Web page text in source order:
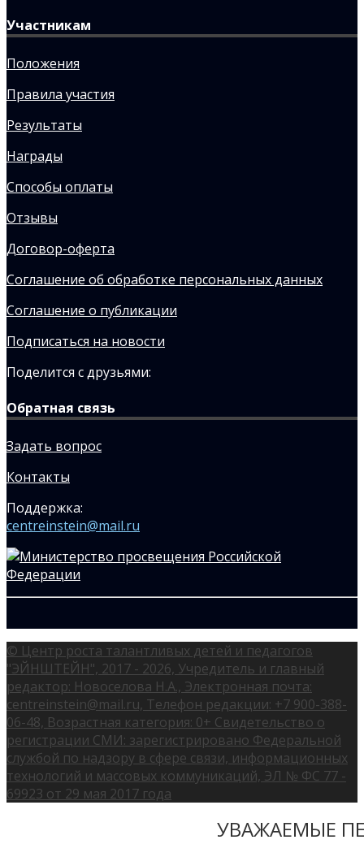
Участникам
Положения
Правила участия
Результаты
Награды
Способы оплаты
Отзывы
Договор-оферта
Соглашение об обработке персональных данных
Соглашение о публикации
Подписаться на новости
Поделится с друзьями:
Обратная связь
Задать вопрос
Контакты
Поддержка:
centreinstein@mail.ru
© Центр роста талантливых детей и педагогов
"ЭЙНШТЕЙН", 2017 - 2026, Учредитель и главный
редактор: Новоселова Н.А., Электронная почта:
centreinstein@mail.ru, Телефон редакции: +7 900-388-
06-48, Возрастная категория: 0+ Свидетельство о
регистрации СМИ: зарегистрировано Федеральной
службой по надзору в сфере связи, информационных
технологий и массовых коммуникаций, ЭЛ № ФС 77 -
69923 от 29 мая 2017 года
УВАЖАЕМЫЕ